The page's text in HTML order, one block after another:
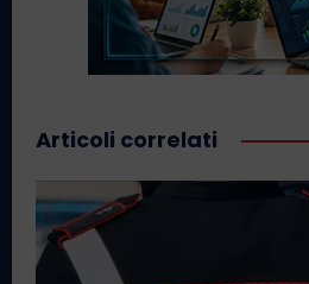
Articoli correlati